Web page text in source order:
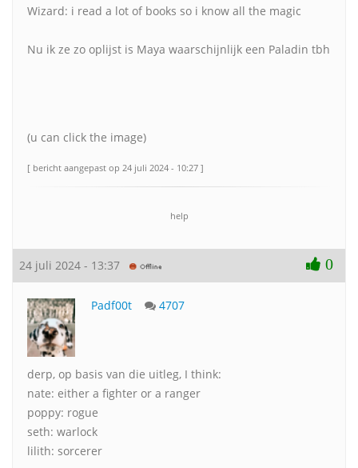
Wizard: i read a lot of books so i know all the magic
Nu ik ze zo oplijst is Maya waarschijnlijk een Paladin tbh
(u can click the image)
[ bericht aangepast op 24 juli 2024 - 10:27 ]
help
24 juli 2024 - 13:37 0
Padf00t 4707
derp, op basis van die uitleg, I think:
nate: either a fighter or a ranger
poppy: rogue
seth: warlock
lilith: sorcerer